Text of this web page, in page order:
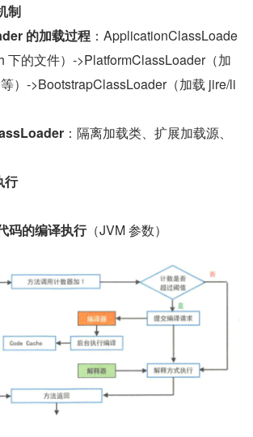
制
的加载过程 ：ApplicationClassLoade
下的文件）->PlatformClassLoader（加
）->BootstrapClassLoader（加载 jire/li
：隔离加载类、扩展加载源、
行
码的编译执行（JVM 参数）